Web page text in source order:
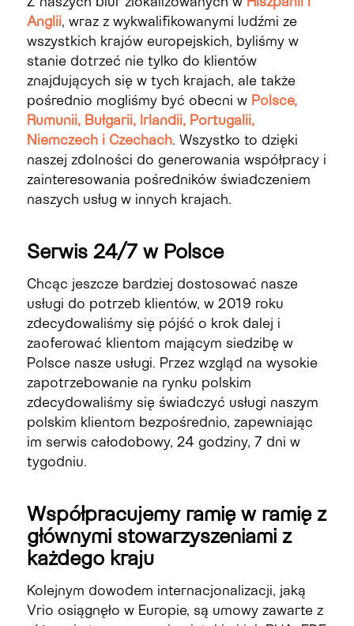
Anglii, wraz z wykwalifikowanymi ludźmi ze
wszystkich krajów europejskich, byliśmy w
stanie dotrzeć nie tylko do klientów
znajdujących się w tych krajach, ale także
pośrednio mogliśmy być obecni w Polsce,
Rumunii, Bułgarii, Irlandii, Portugalii,
Niemczech i Czechach. Wszystko to dzięki
naszej zdolności do generowania współpracy i
zainteresowania pośredników świadczeniem
naszych usług w innych krajach.
Serwis 24/7 w Polsce
Chcąc jeszcze bardziej dostosować nasze
usługi do potrzeb klientów, w 2019 roku
zdecydowaliśmy się pójść o krok dalej i
zaoferować klientom mającym siedzibę w
Polsce nasze usługi. Przez wzgląd na wysokie
zapotrzebowanie na rynku polskim
zdecydowaliśmy się świadczyć usługi naszym
polskim klientom bezpośrednio, zapewniając
im serwis całodobowy, 24 godziny, 7 dni w
tygodniu.
Współpracujemy ramię w ramię z
głównymi stowarzyszeniami z
każdego kraju
Kolejnym dowodem internacjonalizacji, jaką
Vrio osiągnęło w Europie, są umowy zawarte z